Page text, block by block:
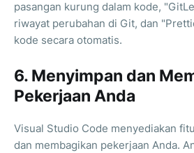
pasangan kurung dalam kode,
riwayat perubahan di Git, dan
kode secara otomatis.
6. Menyimpan dan
Pekerjaan Anda
Visual Studio Code menyediakan
dan membagikan pekerjaan Anda.